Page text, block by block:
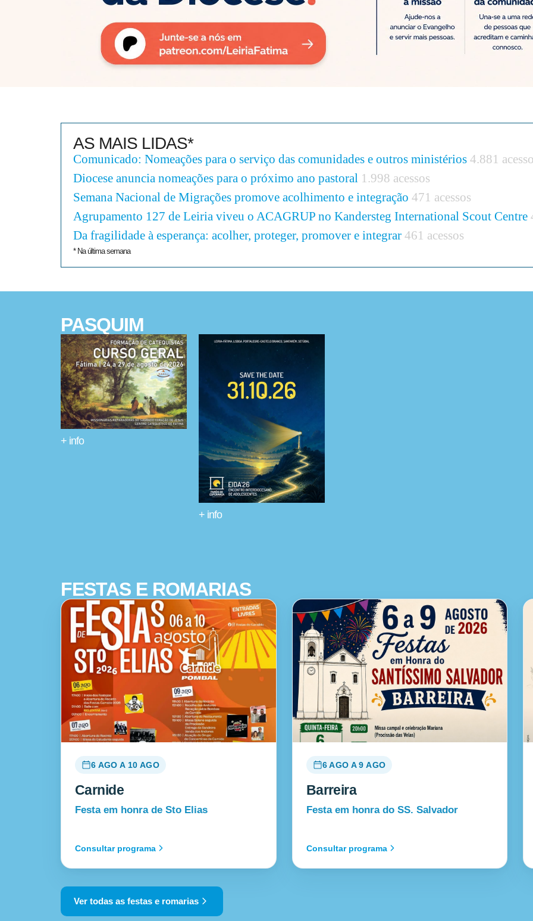
AS MAIS LIDAS*
Comunicado: Nomeações para o serviço das comunidades e outros ministérios 4.881
Diocese anuncia nomeações para o próximo ano pastoral 1.998 acessos
Semana Nacional de Migrações promove acolhimento e integração 471 acessos
Agrupamento 127 de Leiria viveu o ACAGRUP no Kandersteg International Scout Centre
Da fragilidade à esperança: acolher, proteger, promover e integrar 461 acessos
* Na última semana
PASQUIM
+ info
+ info
FESTAS E ROMARIAS
6 AGO A 10 AGO
Carnide
Festa em honra de Sto Elias
Consultar programa
6 AGO A 9 AGO
Barreira
Festa em honra do SS. Salvador
Consultar programa
Ver todas as festas e romarias